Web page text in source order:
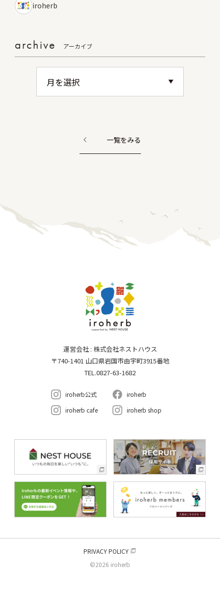
iroherb
archive アーカイブ
一覧をみる
運営会社 : 株式会社ネストハウス
〒740-1401 山口県岩国市由宇町3915番地
TEL.0827-63-1682
iroherb公式
iroherb
iroherb cafe
iroherb shop
PRIVACY POLICY
©2026 iroherb